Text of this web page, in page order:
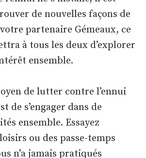
de nouvelles façons de
votre partenaire Gémeaux, ce
à tous les deux d’explorer
ensemble.
de lutter contre l’ennui
de s’engager dans de
ensemble. Essayez
ou des passe-temps
n’a jamais pratiqués